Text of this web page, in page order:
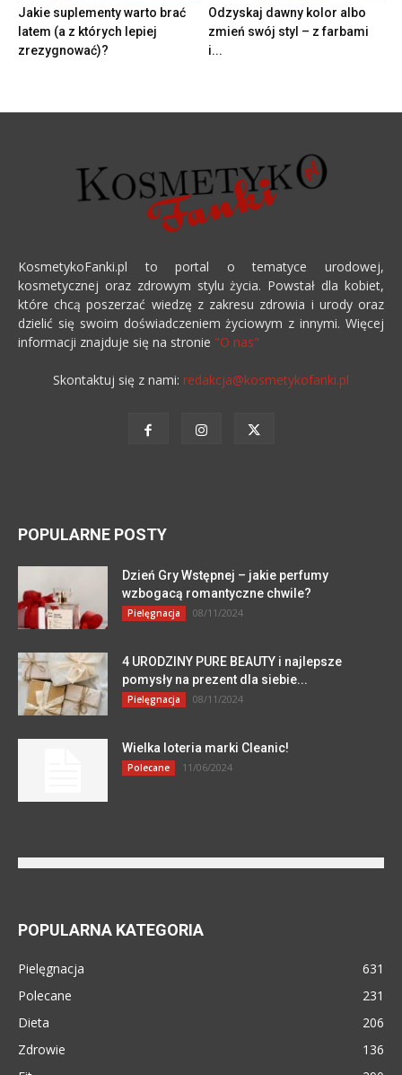
Jakie suplementy warto brać
latem (a z których lepiej
zrezygnować)?
Odzyskaj dawny kolor albo
zmień swój styl – z farbami
i...
KosmetykoFanki.pl to portal o tematyce urodowej,
kosmetycznej oraz zdrowym stylu życia. Powstał dla kobiet,
które chcą poszerzać wiedzę z zakresu zdrowia i urody oraz
dzielić się swoim doświadczeniem życiowym z innymi. Więcej
informacji znajduje się na stronie "O nas"
Skontaktuj się z nami: redakcja@kosmetykofanki.pl
POPULARNE POSTY
Dzień Gry Wstępnej – jakie perfumy
wzbogacą romantyczne chwile?
Pielęgnacja 08/11/2024
4 URODZINY PURE BEAUTY i najlepsze
pomysły na prezent dla siebie...
Pielęgnacja 08/11/2024
Wielka loteria marki Cleanic!
Polecane 11/06/2024
POPULARNA KATEGORIA
Pielęgnacja
631
Polecane
231
Dieta
206
Zdrowie
136